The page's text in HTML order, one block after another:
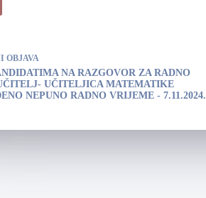
OBJAVA
NA RAZGOVOR ZA RADNO
UČITELJICA MATEMATIKE
NEPUNO RADNO VRIJEME - 7.11.2024.